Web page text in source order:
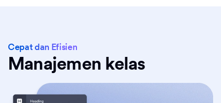
Cepat dan Efisien
Manajemen kelas